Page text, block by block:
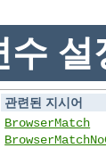
수 설
관련된 지시어
BrowserMatch